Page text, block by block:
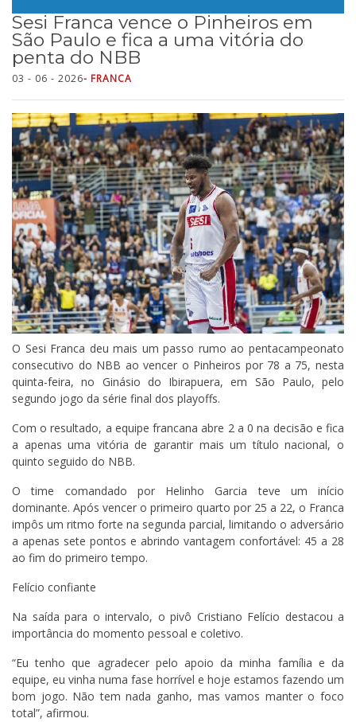
Sesi Franca vence o Pinheiros em
São Paulo e fica a uma vitória do
penta do NBB
03 - 06 - 2026- FRANCA
O Sesi Franca deu mais um passo rumo ao pentacampeonato
consecutivo do NBB ao vencer o Pinheiros por 78 a 75, nesta
quinta-feira, no Ginásio do Ibirapuera, em São Paulo, pelo
segundo jogo da série final dos playoffs.
Com o resultado, a equipe francana abre 2 a 0 na decisão e fica
a apenas uma vitória de garantir mais um título nacional, o
quinto seguido do NBB.
O time comandado por Helinho Garcia teve um início
dominante. Após vencer o primeiro quarto por 25 a 22, o Franca
impôs um ritmo forte na segunda parcial, limitando o adversário
a apenas sete pontos e abrindo vantagem confortável: 45 a 28
ao fim do primeiro tempo.
Felício confiante
Na saída para o intervalo, o pivô Cristiano Felício destacou a
importância do momento pessoal e coletivo.
“Eu tenho que agradecer pelo apoio da minha família e da
equipe, eu vinha numa fase horrível e hoje estamos fazendo um
bom jogo. Não tem nada ganho, mas vamos manter o foco
total”, afirmou.